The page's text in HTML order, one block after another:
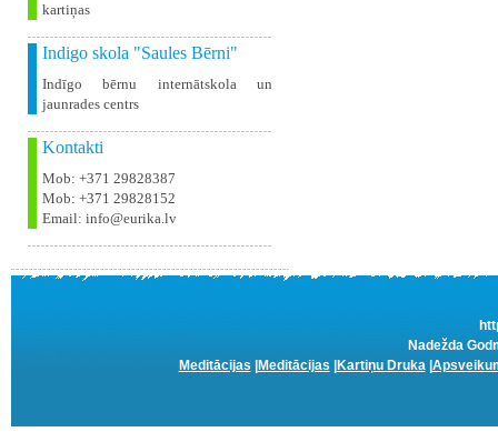
kartiņas
Indigo skola "Saules Bērni"
Indīgo bērnu internātskola un
jaunrades centrs
Kontakti
Mob: +371 29828387
Mob: +371 29828152
Email: info@eurika.lv
Nadežda
Meditācijas
Meditācijas Kartiņu Druka|